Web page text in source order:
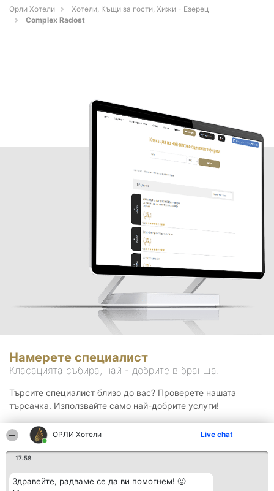
ОРЛИ Хотели Live chat
17:58
Здравейте, радваме се да ви помогнем! 🙂
Орли Хотели
Хотели, Къщи за гости, Хижи - Езерец
Complex Radost
Намерете специалист
Класацията събира, най - добрите в бранша.
Търсите специалист близо до вас? Проверете нашата
търсачка. Използвайте само най-добрите услуги!